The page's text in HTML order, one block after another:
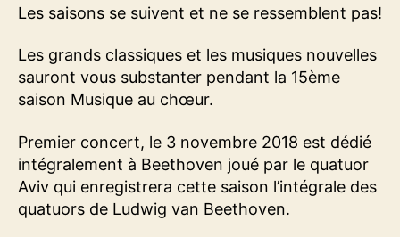
Les saisons se suivent et ne se ressemblent pas!
Les grands classiques et les musiques nouvelles
sauront vous substanter pendant la 15ème
saison Musique au chœur.
Premier concert, le 3 novembre 2018 est dédié
intégralement à Beethoven joué par le quatuor
Aviv qui enregistrera cette saison l’intégrale des
quatuors de Ludwig van Beethoven.